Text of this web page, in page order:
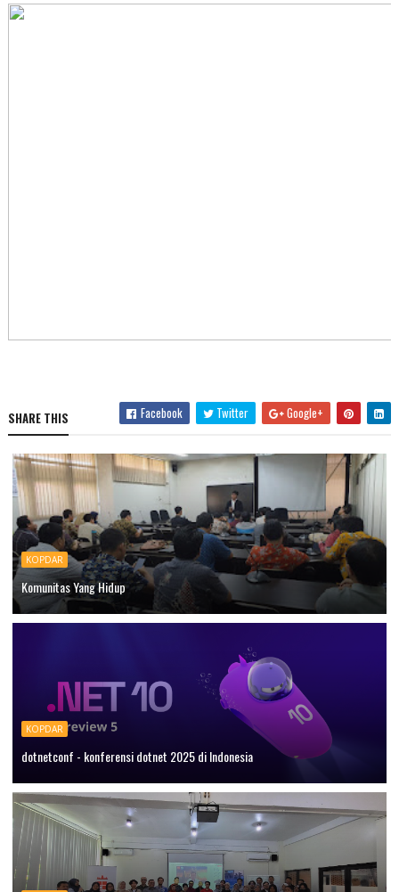
SHARE THIS Facebook Twitter Google+
KOPDAR
Komunitas Yang Hidup
KOPDAR
dotnetconf - konferensi dotnet 2025 di Indonesia